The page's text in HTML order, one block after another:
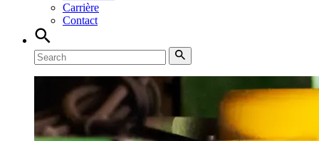
Carrière
Contact